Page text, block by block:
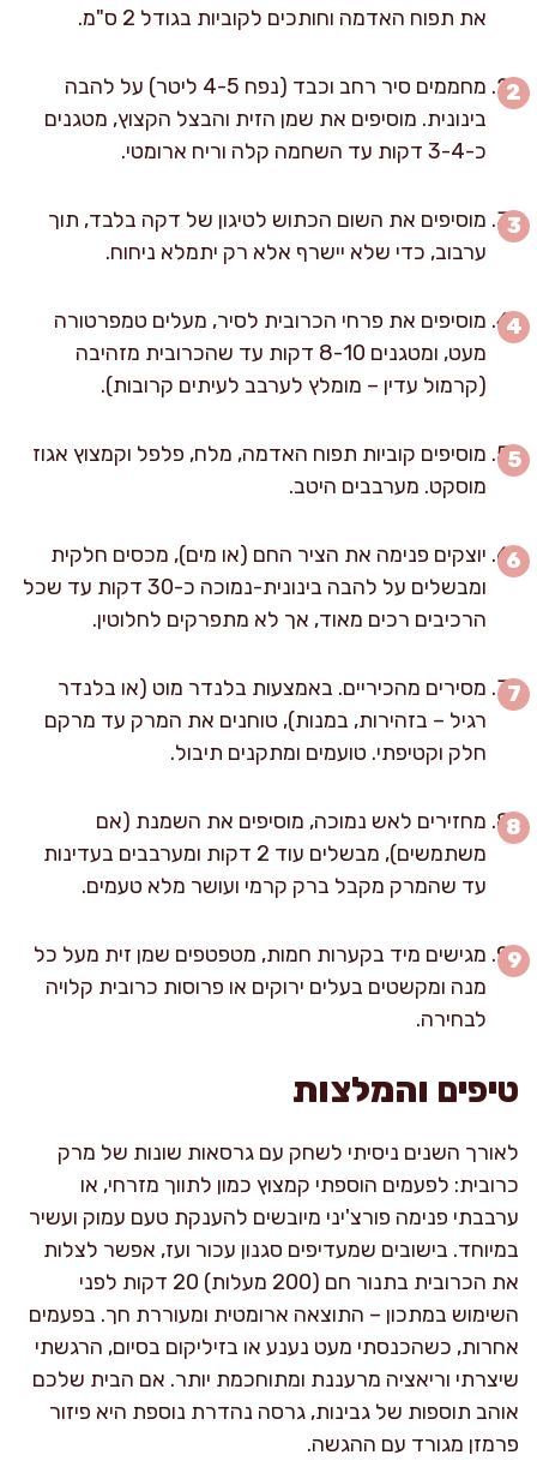
את תפוח האדמה וחותכים לקוביות בגודל 2 ס"מ.
מחממים סיר רחב וכבד (נפח 4-5 ליטר) על להבה
בינונית. מוסיפים את שמן הזית והבצל הקצוץ, מטגנים
כ-3-4 דקות עד השחמה קלה וריח ארומטי.
מוסיפים את השום הכתוש לטיגון של דקה בלבד, תוך
ערבוב, כדי שלא יישרף אלא רק יתמלא ניחוח.
מוסיפים את פרחי הכרובית לסיר, מעלים טמפרטורה
מעט, ומטגנים 8-10 דקות עד שהכרובית מזהיבה
(קרמול עדין – מומלץ לערבב לעיתים קרובות).
מוסיפים קוביות תפוח האדמה, מלח, פלפל וקמצוץ אגוז
מוסקט. מערבבים היטב.
יוצקים פנימה את הציר החם (או מים), מכסים חלקית
ומבשלים על להבה בינונית-נמוכה כ-30 דקות עד שכל
הרכיבים רכים מאוד, אך לא מתפרקים לחלוטין.
מסירים מהכיריים. באמצעות בלנדר מוט (או בלנדר
רגיל – בזהירות, במנות), טוחנים את המרק עד מרקם
חלק וקטיפתי. טועמים ומתקנים תיבול.
מחזירים לאש נמוכה, מוסיפים את השמנת (אם
משתמשים), מבשלים עוד 2 דקות ומערבבים בעדינות
עד שהמרק מקבל ברק קרמי ועושר מלא טעמים.
מגישים מיד בקערות חמות, מטפטפים שמן זית מעל כל
מנה ומקשטים בעלים ירוקים או פרוסות כרובית קלויה
לבחירה.
טיפים והמלצות
לאורך השנים ניסיתי לשחק עם גרסאות שונות של מרק
כרובית: לפעמים הוספתי קמצוץ כמון לתווך מזרחי, או
ערבבתי פנימה פורצ'יני מיובשים להענקת טעם עמוק ועשיר
במיוחד. בישובים שמעדיפים סגנון עכור ועז, אפשר לצלות
את הכרובית בתנור חם (200 מעלות) 20 דקות לפני
השימוש במתכון – התוצאה ארומטית ומעוררת חך. בפעמים
אחרות, כשהכנסתי מעט נענע או בזיליקום בסיום, הרגשתי
שיצרתי וריאציה מרעננת ומתוחכמת יותר. אם הבית שלכם
אוהב תוספות של גבינות, גרסה נהדרת נוספת היא פיזור
פרמזן מגורד עם ההגשה.